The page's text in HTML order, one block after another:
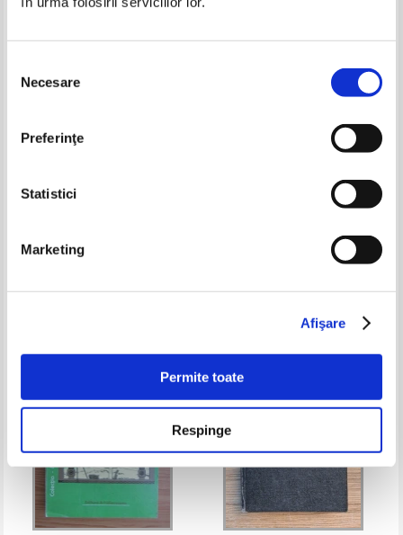
consimțământului
Necesare
Preferinţe
Statistici
Marketing
Afişare
Permite toate
Respinge
Adaugă în coș
Ioan Ica - Viata si invatatura
staretului Siluan Athonitul scrise
Adaugă în coș